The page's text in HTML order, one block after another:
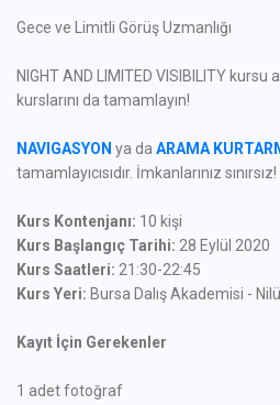
Gece ve Limitli Görüş Uzmanlığı
NIGHT AND LIMITED VISIBILITY kursu
kurslarını da tamamlayın!
NAVIGASYON ya da ARAMA
tamamlayıcısıdır. İmkanlarınız sınırsız!
Kurs Kontenjanı: 10 kişi
Kurs Başlangıç Tarihi: 28 Eylül 2020
Kurs Saatleri: 21:30-22:45
Kurs Yeri: Bursa Dalış Akademisi -
Kayıt İçin Gerekenler
1 adet fotoğraf